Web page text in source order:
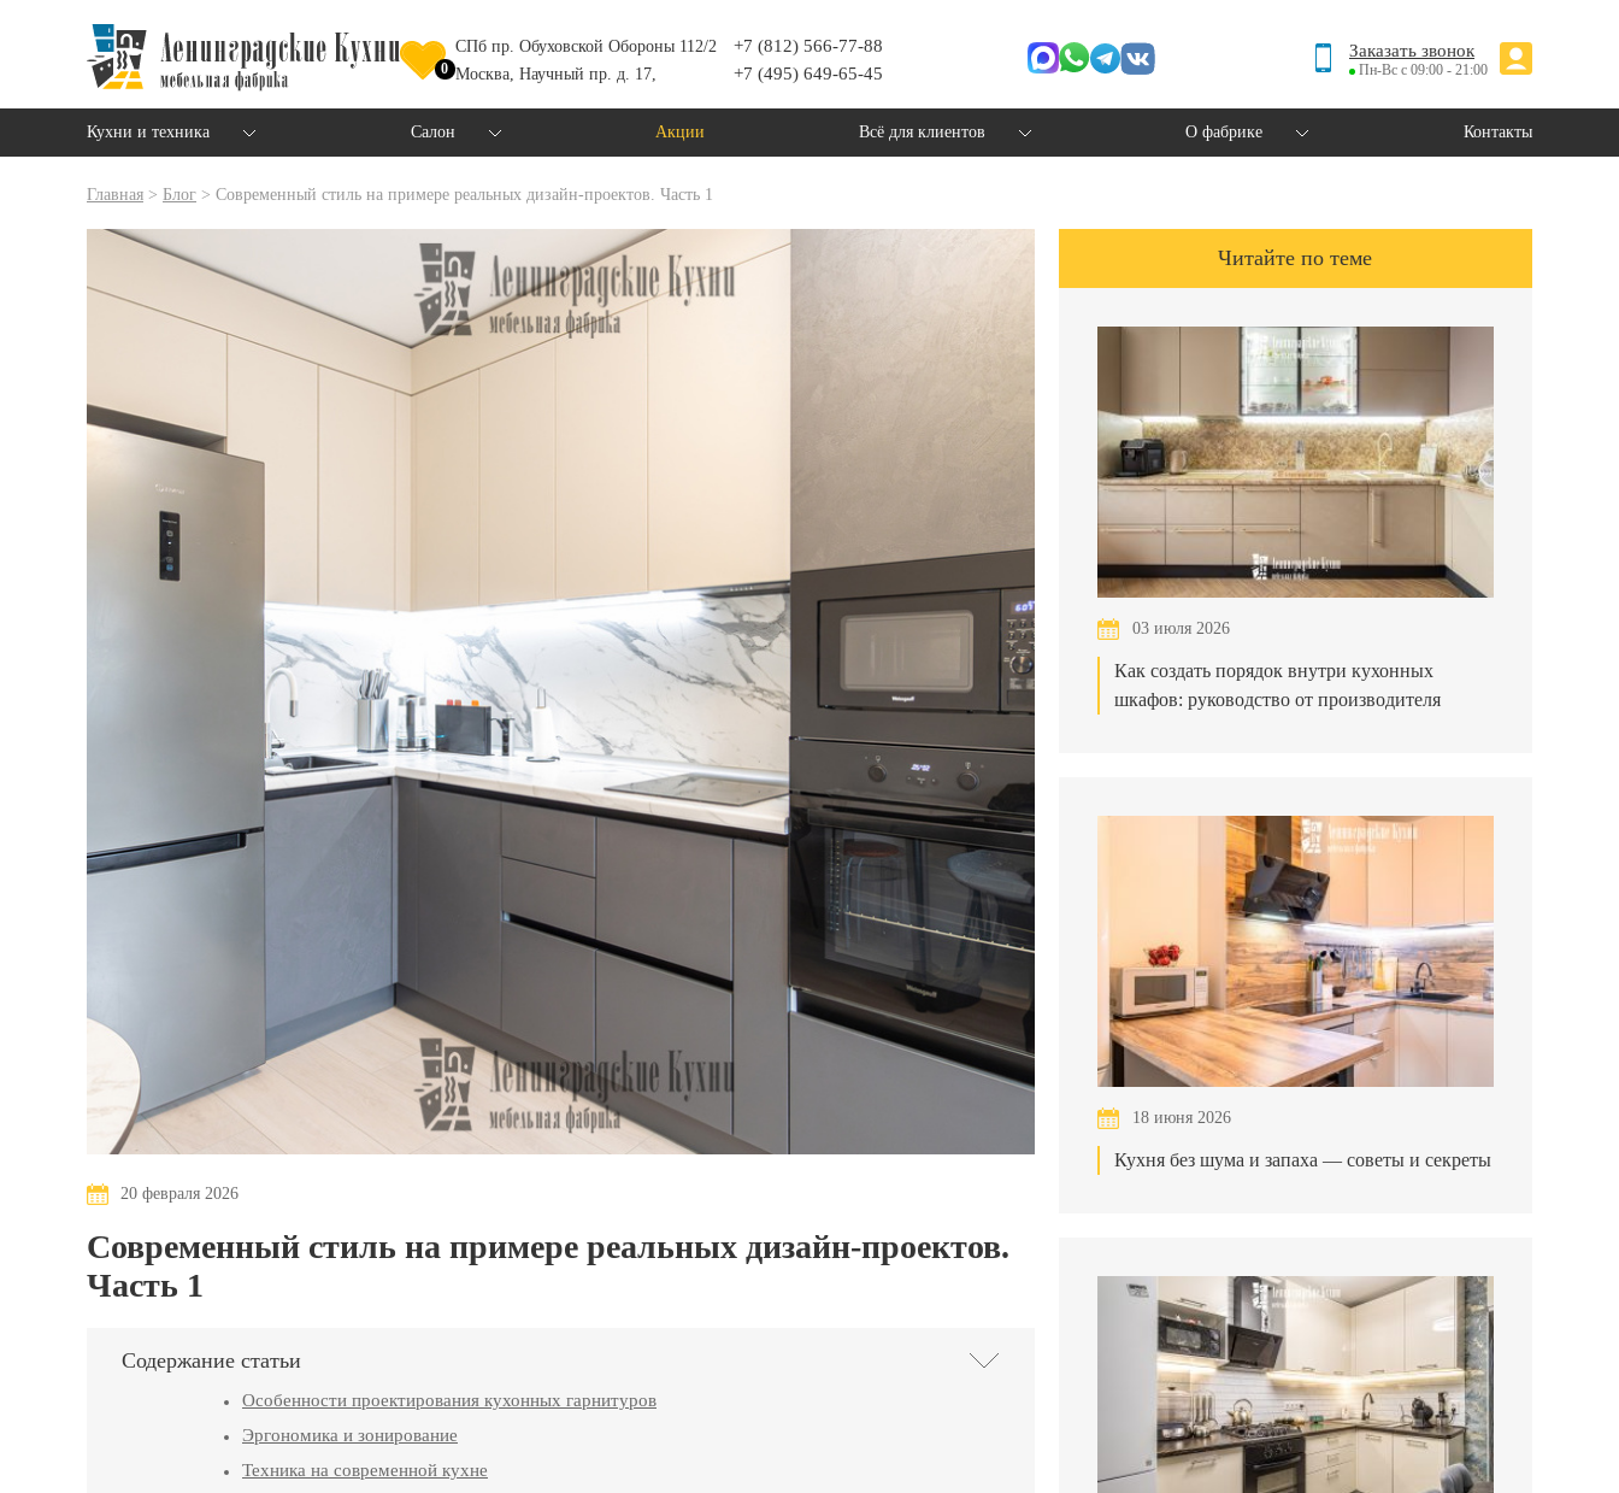
0
СПб пр. Обуховской Обороны 112/2 +7 (812) 566-77-88
Москва, Научный пр. д. 17, +7 (495) 649-65-45
Заказать звонок
Пн-Вс с 09:00 - 21:00
Кухни и техника Салон Акции Всё для клиентов О фабрике Контакты
Главная > Блог > Современный стиль на примере реальных дизайн-проектов. Часть 1
20 февраля 2026
Современный стиль на примере реальных дизайн-проектов.
Часть 1
Содержание статьи
Особенности проектирования кухонных гарнитуров
Эргономика и зонирование
Техника на современной кухне
Читайте по теме
03 июля 2026
Как создать порядок внутри кухонных
шкафов: руководство от производителя
18 июня 2026
Кухня без шума и запаха — советы и секреты